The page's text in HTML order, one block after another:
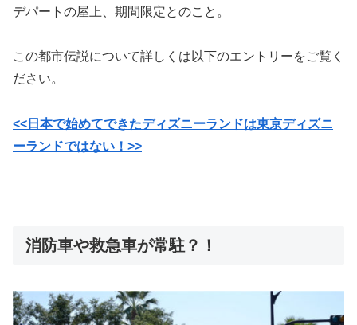
デパートの屋上、期間限定とのこと。
この都市伝説について詳しくは以下のエントリーをご覧く
ださい。
<<日本で始めてできたディズニーランドは東京ディズニ
ーランドではない！>>
消防車や救急車が常駐？！